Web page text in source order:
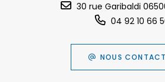
30 rue Garibaldi
04 92 10 66
NOUS